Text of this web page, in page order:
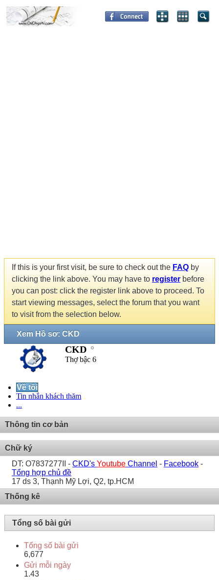
If this is your first visit, be sure to check out the FAQ by
clicking the link above. You may have to register before
you can post: click the register link above to proceed. To
start viewing messages, select the forum that you want
to visit from the selection below.
Xem Hồ sơ: CKD
CKD
Thợ bậc 6
Về tôi
Tin nhắn khách thăm
...
Thông tin cơ bản
Chữ ký
DT: O7837277II - CKD's Youtube Channel - Facebook -
Tổng hợp chủ đề
17 ds 3, Thạnh Mỹ Lợi, Q2, tp.HCM
Thống kê
Tổng số bài gửi
Tổng số bài gửi
6,677
Gửi mỗi ngày
1.43